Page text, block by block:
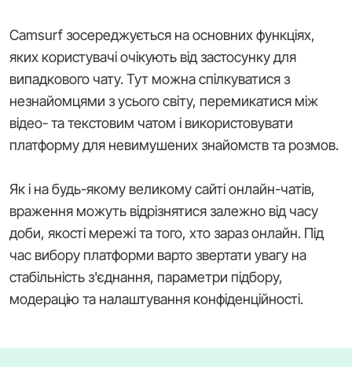
Camsurf зосереджується на основних функціях,
яких користувачі очікують від застосунку для
випадкового чату. Тут можна спілкуватися з
незнайомцями з усього світу, перемикатися між
відео- та текстовим чатом і використовувати
платформу для невимушених знайомств та розмов.
Як і на будь-якому великому сайті онлайн-чатів,
враження можуть відрізнятися залежно від часу
доби, якості мережі та того, хто зараз онлайн. Під
час вибору платформи варто звертати увагу на
стабільність з'єднання, параметри підбору,
модерацію та налаштування конфіденційності.